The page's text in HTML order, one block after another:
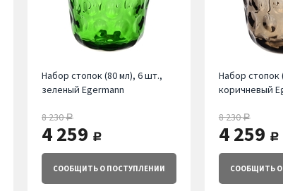
Набор стопок (80 мл), 6 шт.,
зеленый Egermann
8 230руб.
4 259 руб.
СООБЩИТЬО ПОСТУПЛЕНИИ
Набор стопок
коричневый
8 230руб.
4 259 руб.
СООБЩИТЬО